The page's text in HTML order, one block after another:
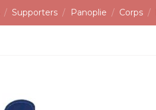
Supporters Panoplie Corps